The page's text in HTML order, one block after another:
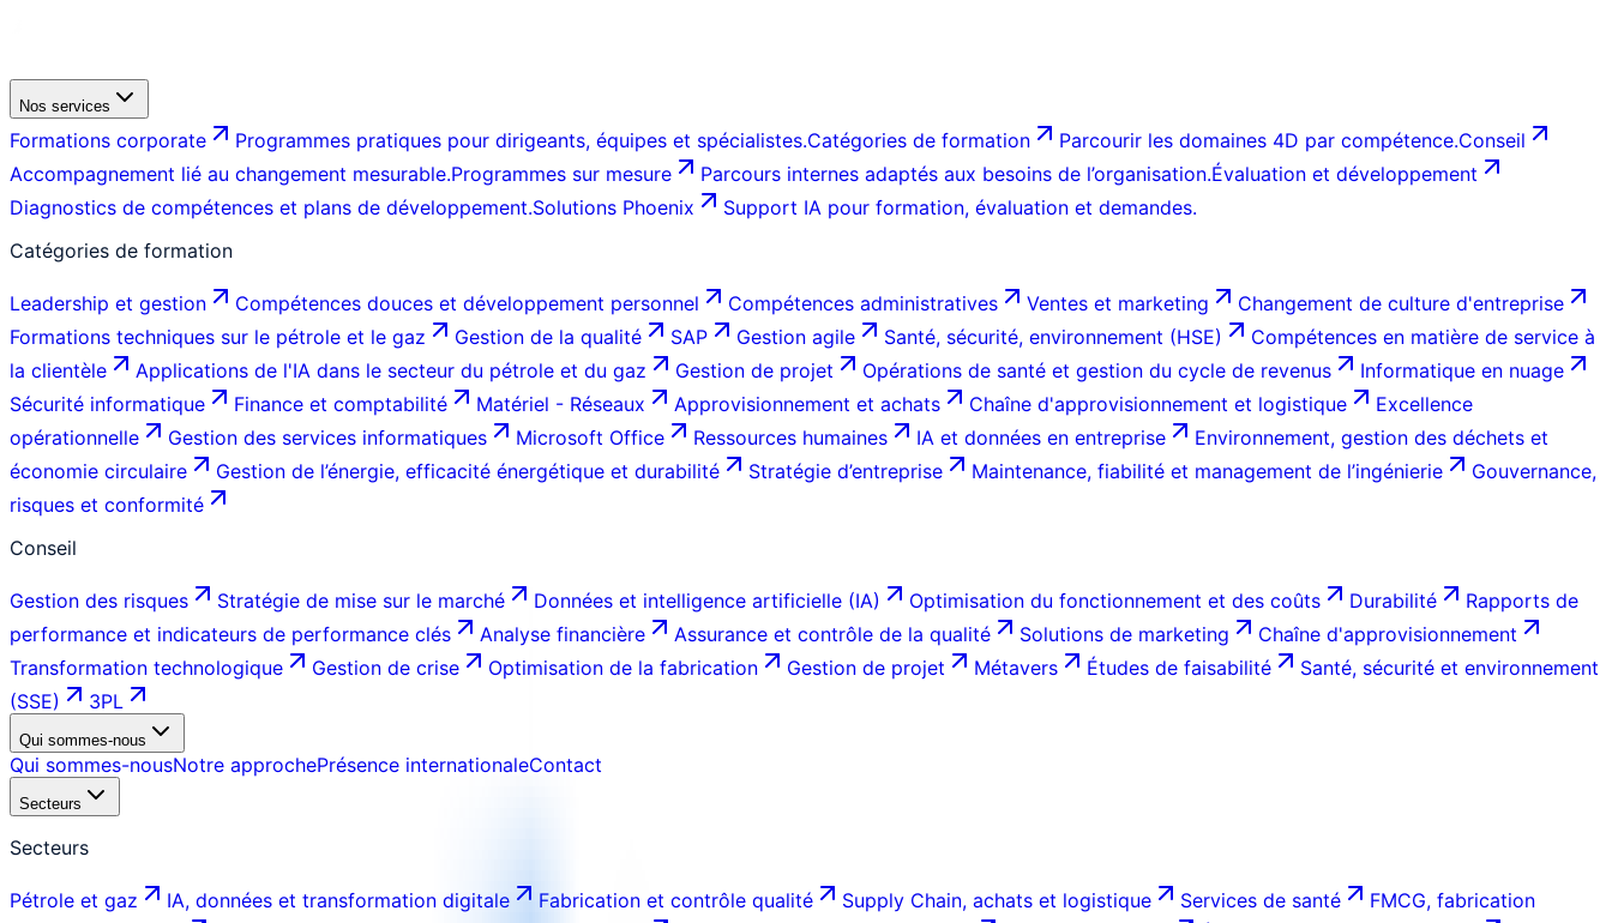
Nos services
Formations corporate Programmes pratiques pour dirigeants, équipes et spécialistes.Catégories de formation Parcourir les domaines 4D par compétence.Conseil
Accompagnement lié au changement mesurable.Programmes sur mesure Parcours internes adaptés aux besoins de l’organisation.Évaluation et développement
Diagnostics de compétences et plans de développement.Solutions Phoenix
Support IA pour formation, évaluation et demandes.
Catégories de formation
Leadership et gestion Compétences douces et développement personnel Compétences administratives Ventes et marketing
Changement de culture d'entreprise
Formations techniques sur le pétrole et le gaz
Gestion de la qualité SAP Gestion agile Santé, sécurité, environnement (HSE)
Compétences en matière de service à
la clientèle
Applications de l'IA dans le secteur du pétrole et du gaz Gestion de projet Opérations de santé et gestion du cycle de revenus
Informatique en nuage
Sécurité informatique
Finance et comptabilité Matériel - Réseaux Approvisionnement et achats Chaîne d'approvisionnement et logistique
Excellence
opérationnelle
Gestion des services informatiques Microsoft Office Ressources humaines IA et données en entreprise
Environnement, gestion des déchets et
économie circulaire
Gestion de l’énergie, efficacité énergétique et durabilité Stratégie d’entreprise Maintenance, fiabilité et management de l’ingénierie
Gouvernance,
risques et conformité
Conseil
Gestion des risques Stratégie de mise sur le marché Données et intelligence artificielle (IA) Optimisation du fonctionnement et des coûts Durabilité
Rapports de
performance et indicateurs de performance clés
Analyse financière Assurance et contrôle de la qualité Solutions de marketing
Chaîne d'approvisionnement
Transformation technologique
Gestion de crise Optimisation de la fabrication Gestion de projet Métavers Études de faisabilité
Santé, sécurité et environnement
(SSE)
3PL
Qui sommes-nous
Qui sommes-nousNotre approchePrésence internationaleContact
Secteurs
Secteurs
Pétrole et gaz IA, données et transformation digitale Fabrication et contrôle qualité Supply Chain, achats et logistique Services de santé
FMCG, fabrication